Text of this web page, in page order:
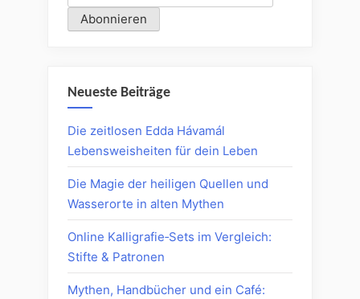
Neueste Beiträge
Die zeitlosen Edda Hávamál
Lebensweisheiten für dein Leben
Die Magie der heiligen Quellen und
Wasserorte in alten Mythen
Online Kalligrafie‑Sets im Vergleich:
Stifte & Patronen
Mythen, Handbücher und ein Café: